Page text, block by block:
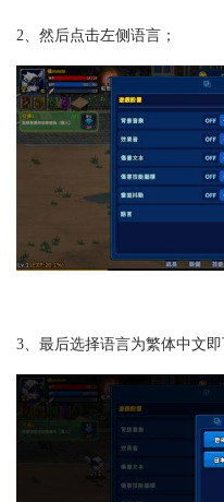
2、然后点击左侧语言；
3、最后选择语言为繁体中文即